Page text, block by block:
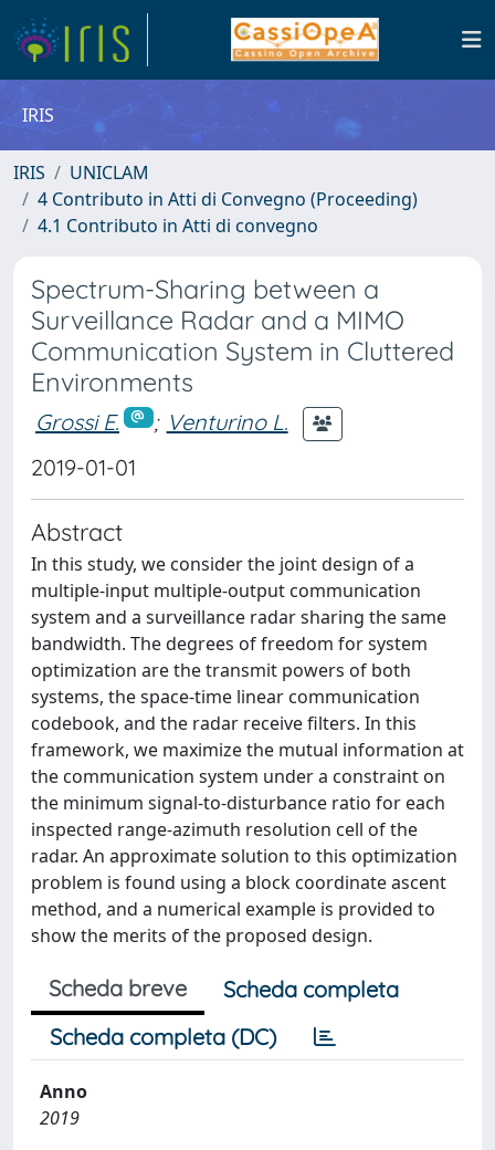
IRIS
IRIS
UNICLAM
4 Contributo in Atti di Convegno (Proceeding)
4.1 Contributo in Atti di convegno
Spectrum-Sharing between a
Surveillance Radar and a MIMO
Communication System in Cluttered
Environments
Grossi E. ; Venturino L.
2019-01-01
Abstract
In this study, we consider the joint design of a
multiple-input multiple-output communication
system and a surveillance radar sharing the same
bandwidth. The degrees of freedom for system
optimization are the transmit powers of both
systems, the space-time linear communication
codebook, and the radar receive filters. In this
framework, we maximize the mutual information at
the communication system under a constraint on
the minimum signal-to-disturbance ratio for each
inspected range-azimuth resolution cell of the
radar. An approximate solution to this optimization
problem is found using a block coordinate ascent
method, and a numerical example is provided to
show the merits of the proposed design.
Scheda breve
Scheda completa
Scheda completa (DC)
Anno
2019